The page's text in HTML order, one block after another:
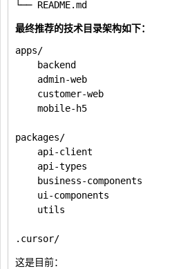
最终推荐的技术目录架构如下：
apps/
    backend
    admin-web
    customer-web
    mobile-h5
packages/
    api-client
    api-types
    business-components
    ui-components
    utils
这是目前：